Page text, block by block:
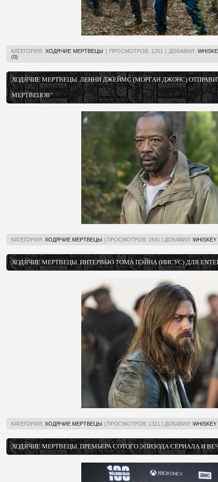
КАТЕГОРИЯ: ХОДЯЧИЕ МЕРТВЕЦЫ | ПРОСМОТРОВ: 1251 | ДОБАВИЛ:
(0)
ХОДЯЧИЕ МЕРТВЕЦЫ. ЛЕННИ ДЖЕЙМС (МОРГАН ДЖОНС)
МЕРТВЕЦОВ"
КАТЕГОРИЯ: ХОДЯЧИЕ МЕРТВЕЦЫ | ПРОСМОТРОВ: 1541 | ДОБАВИЛ: WHISKEY
ХОДЯЧИЕ МЕРТВЕЦЫ. ИНТЕРВЬЮ ТОМА ПЭЙНА (ИИСУС) ДЛЯ
КАТЕГОРИЯ: ХОДЯЧИЕ МЕРТВЕЦЫ | ПРОСМОТРОВ: 1321 | ДОБАВИЛ: WHISKEY
ХОДЯЧИЕ МЕРТВЕЦЫ. ПРЕМЬЕРА СОТОГО ЭПИЗОДА СЕРИАЛА И